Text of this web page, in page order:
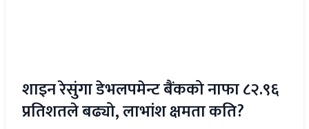
शाइन रेसुंगा डेभलपमेन्ट बैंकको नाफा ८२.९६
प्रतिशतले बढ्यो, लाभांश क्षमता कति?